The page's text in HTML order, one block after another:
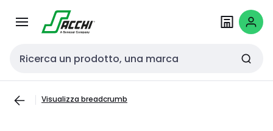
navigazionecontenuto
Cerca input
Visualizza breadcrumb